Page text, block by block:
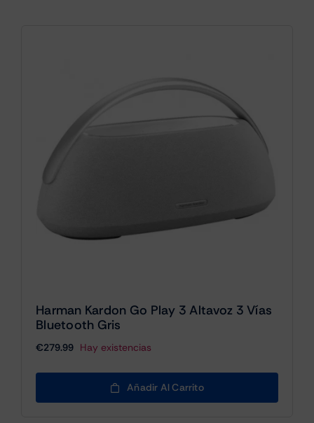
Harman Kardon Go Play 3 Altavoz 3 Vías
Bluetooth Gris
€279.99 Hay existencias
Añadir Al Carrito